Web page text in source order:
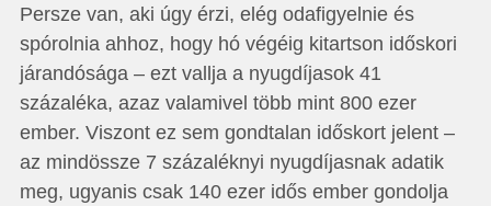
Persze van, aki úgy érzi, elég odafigyelnie és
spórolnia ahhoz, hogy hó végéig kitartson időskori
járandósága – ezt vallja a nyugdíjasok 41
százaléka, azaz valamivel több mint 800 ezer
ember. Viszont ez sem gondtalan időskort jelent –
az mindössze 7 százaléknyi nyugdíjasnak adatik
meg, ugyanis csak 140 ezer idős ember gondolja